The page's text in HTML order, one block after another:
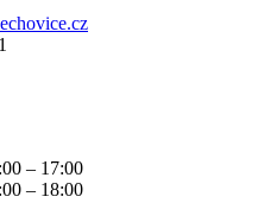
– 17:00
– 18:00